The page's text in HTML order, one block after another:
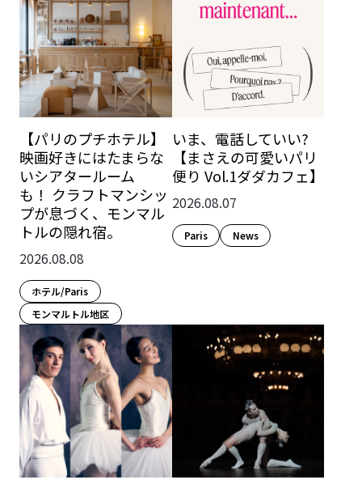
【パリのプチホテル】
映画好きにはたまらな
いシアタールーム
も！ クラフトマンシッ
プが息づく、モンマル
トルの隠れ宿。
2026.08.08
ホテル/Paris
モンマルトル地区
いま、電話していい?
【まさえの可愛いパリ
便り Vol.1ダダカフェ】
2026.08.07
Paris​ News